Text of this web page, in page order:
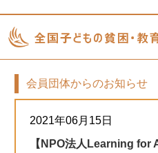
会員団体からのお知らせ
2021年06月15日
【NPO法人Learning for